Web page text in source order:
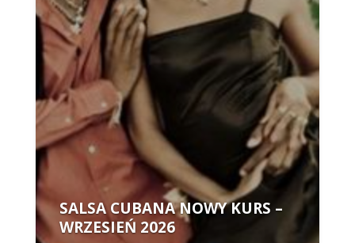
SALSA CUBANA NOWY KURS –
WRZESIEŃ 2026